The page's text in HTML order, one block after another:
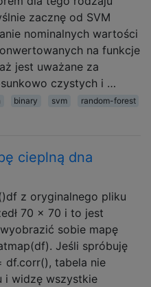
zacznę od SVM
nominalnych wartości
na funkcje
jest uważane za
czystych i …
binary svm
random-forest
cieplną dna
z oryginalnego pliku
70 x 70 i to jest
sobie mapę
Jeśli spróbuję
df.corr(), tabela nie
i widzę wszystkie